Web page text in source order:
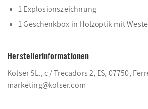
1 Explosionszeichnung
1 Geschenkbox in Holzoptik mit
Herstellerinformationen
Kolser SL., c / Trecadors 2, ES, 07750,
marketing@kolser.com